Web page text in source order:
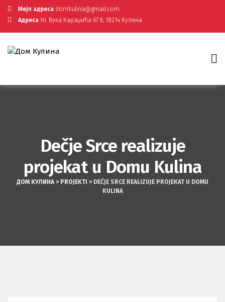
Мејл адреса domkulina@gmail.com
Адреса Ул. Вука Караџића 67 Б, 18214 Кулина
Dečje Srce realizuje
projekat u Domu Kulina
ДОМ КУЛИНА > PROJEKTI > DEČJE SRCE REALIZUJE PROJEKAT U DOMU
KULINA